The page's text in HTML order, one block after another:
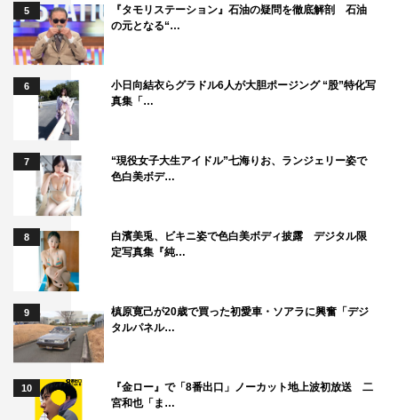
5
『タモリステーション』石油の疑問を徹底解剖 石油
の元となる“…
6
小日向結衣らグラドル6人が大胆ポージング “股”特化写
真集「…
7
“現役女子大生アイドル”七海りお、ランジェリー姿で
色白美ボデ…
8
白濱美兎、ビキニ姿で色白美ボディ披露 デジタル限
定写真集『純…
9
槙原寛己が20歳で買った初愛車・ソアラに興奮「デジ
タルパネル…
10
『金ロー』で「8番出口」ノーカット地上波初放送 二
宮和也「ま…